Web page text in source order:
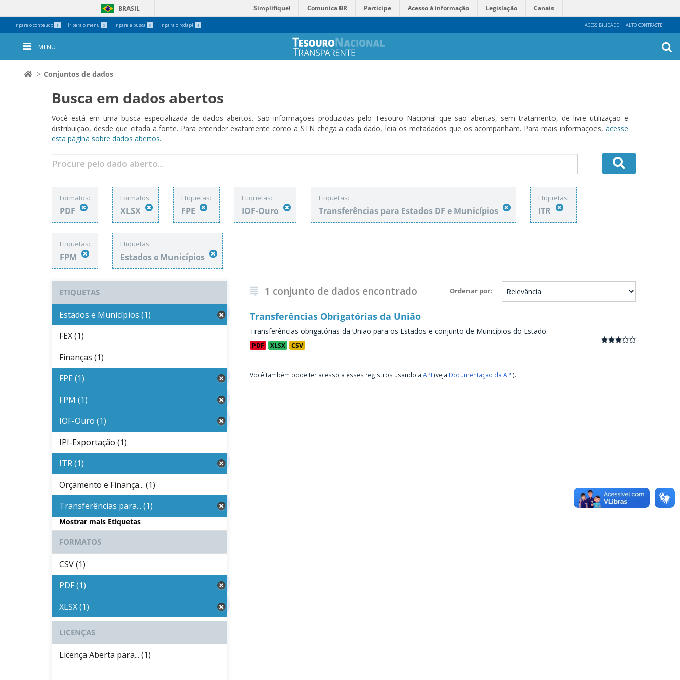
Ir para o conteúdo 1 Ir para o menu 2 Ir para a busca 3 Ir para o rodapé 4 ACESSIBILIDADE ALTO CONTRASTE
BRASIL Simplifique! Comunica BR Participe Acesso à informação Legislação Canais
Ferramentas
Pessoais
MENU
Conjuntos de dados
Busca em dados abertos
Você está em uma busca especializada de dados abertos. São informações produzidas pelo Tesouro Nacional que são abertas, sem tratamento, de livre utilização e
distribuição, desde que citada a fonte. Para entender exatamente como a STN chega a cada dado, leia os metadados que os acompanham. Para mais informações, acesse
esta página sobre dados abertos.
Formatos:
PDF
Formatos:
XLSX
Etiquetas:
FPE
Etiquetas:
IOF-Ouro
Etiquetas:
Transferências para Estados DF e Municípios
Etiquetas:
ITR
Etiquetas:
FPM
Etiquetas:
Estados e Municípios
Ordenar por
1 conjunto de dados encontrado
Transferências Obrigatórias da União
Transferências obrigatórias da União para os Estados e conjunto de Municípios do Estado.
PDF XLSX CSV
Você também pode ter acesso a esses registros usando a API (veja Documentação da API).
ETIQUETAS
Estados e Municípios (1)
FEX (1)
Finanças (1)
FPE (1)
FPM (1)
IOF-Ouro (1)
IPI-Exportação (1)
ITR (1)
Orçamento e Finança... (1)
Transferências para... (1)
Mostrar mais Etiquetas
FORMATOS
CSV (1)
PDF (1)
XLSX (1)
LICENÇAS
Licença Aberta para... (1)